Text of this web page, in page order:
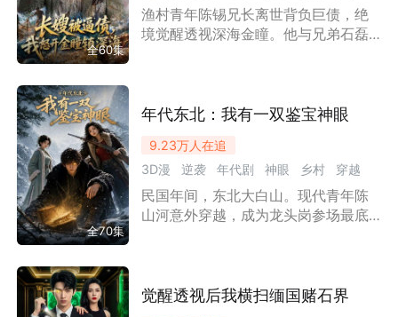
全60集
励志
情感 致富 家庭 小人物
都市
漫剧
渔村青年陈锡兄长离世背负巨债，绝
境觉醒透视深海金瞳。他与兄弟石磊
业大佬赵海鹏的打压，下海打捞古船
富，与沈依琳相恋，护寡嫂苏晚秋安
稳度日，闯禁区寻深海终极宝藏，成
为滨海海洋大亨。
全70集
年代东北：我有一双鉴宝神眼
9.23万人在追
3D漫
逆袭 年代剧 神眼 乡村
穿越
情感
漫剧
民国年间，东北大白山。现代青年陈
山河意外穿越，成为龙头岗参场最底
救下老把头，并与泼辣果决的女二当
觉醒透视后我横扫缅国赌石界